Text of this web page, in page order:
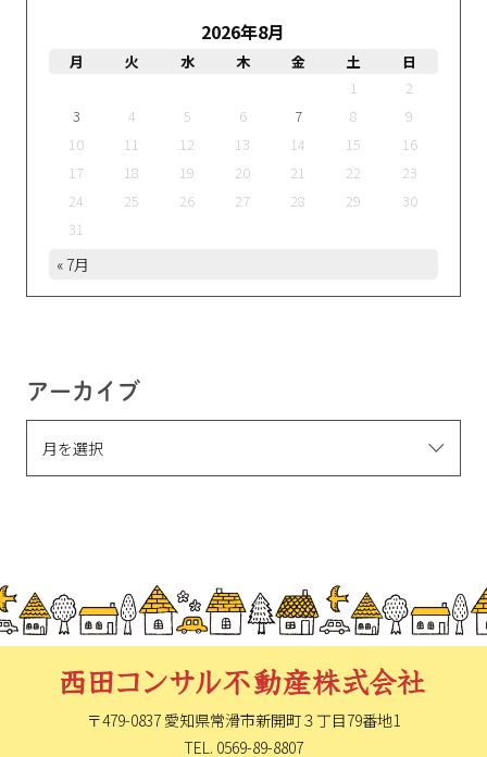
2026年8月
月 火 水 木 金 土
日
1
2
3
4 5 6 7 8
9
10
11 12 13 14 15
16
17
18 19 20 21 22
23
24
25 26 27 28 29
30
31
« 7月
アーカイブ
〒479-0837 愛知県常滑市新開町３丁目79番地1
TEL. 0569-89-8807